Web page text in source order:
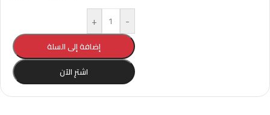
-
+
إضافة إلى السلة
اشترِ الآن